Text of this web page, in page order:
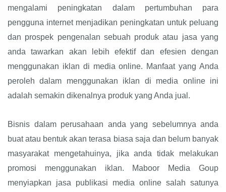
mengalami peningkatan dalam pertumbuhan para
pengguna internet menjadikan peningkatan untuk peluang
dan prospek pengenalan sebuah produk atau jasa yang
anda tawarkan akan lebih efektif dan efesien dengan
menggunakan iklan di media online. Manfaat yang Anda
peroleh dalam menggunakan iklan di media online ini
adalah semakin dikenalnya produk yang Anda jual.
Bisnis dalam perusahaan anda yang sebelumnya anda
buat atau bentuk akan terasa biasa saja dan belum banyak
masyarakat mengetahuinya, jika anda tidak melakukan
promosi menggunakan iklan. Maboor Media Goup
menyiapkan jasa publikasi media online salah satunya